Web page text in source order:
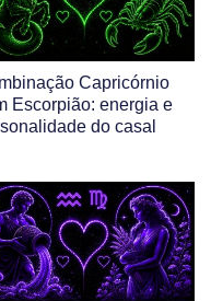
Capricórnio
Escorpião: energia e
do casal